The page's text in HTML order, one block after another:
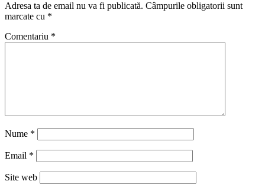
Adresa ta de email nu va fi publicată. Câmpurile obligatorii sunt
marcate cu *
Comentariu *
Nume *
Email *
Site web